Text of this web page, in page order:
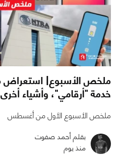
خدمة "أرقامي"، وأشياء أخرى
ملخص الأسبوع الأول من أغسطس
بقلم أحمد صفوت
منذ يوم